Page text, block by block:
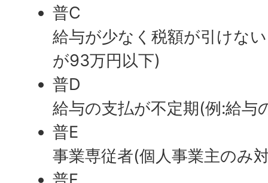
普C
給与が少なく税額が引けな
が93万円以下)
普D
給与の支払が不定期(例:給与
普E
事業専従者(個人事業主のみ